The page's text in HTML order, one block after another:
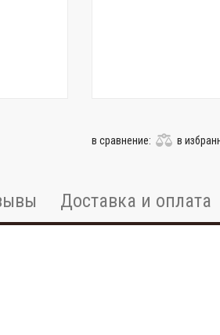
в сравнение: в
Доставка и оплата